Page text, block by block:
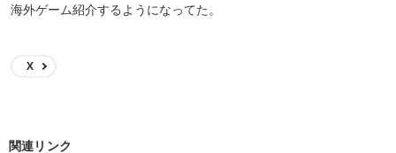
海外ゲーム紹介するようになってた。
X
関連リンク